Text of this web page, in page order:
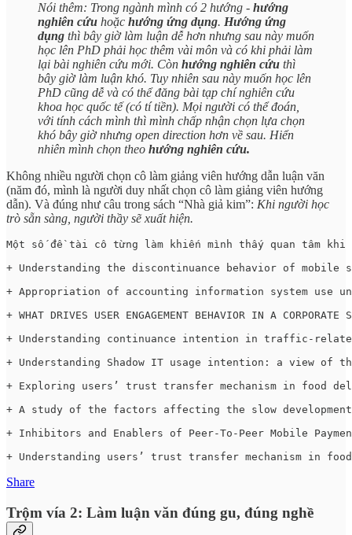
Nói thêm: Trong ngành mình có 2 hướng - hướng
nghiên cứu hoặc hướng ứng dụng. Hướng ứng
dụng thì bây giờ làm luận dễ hơn nhưng sau này muốn
học lên PhD phải học thêm vài môn và có khi phải làm
lại bài nghiên cứu mới. Còn hướng nghiên cứu thì
bây giờ làm luận khó. Tuy nhiên sau này muốn học lên
PhD cũng dễ và có thể đăng bài tạp chí nghiên cứu
khoa học quốc tế (có tí tiền). Mọi người có thể đoán,
với tính cách mình thì mình chấp nhận chọn lựa chọn
khó bây giờ nhưng open direction hơn về sau. Hiển
nhiên mình chọn theo hướng nghiên cứu.
Không nhiều người chọn cô làm giảng viên hướng dẫn luận văn
(năm đó, mình là người duy nhất chọn cô làm giảng viên hướng
dẫn). Và đúng như câu trong sách “Nhà giả kim”: Khi người học
trò sẵn sàng, người thầy sẽ xuất hiện.
Một số đề tài cô từng làm khiến mình thấy quan tâm
+ Understanding the discontinuance behavior of
+ Appropriation of accounting information system use
+ WHAT DRIVES USER ENGAGEMENT BEHAVIOR IN A CORPORATE
+ Understanding continuance intention in traffic-
+ Understanding Shadow IT usage intention: a view of
+ Exploring users’ trust transfer mechanism in food
+ A study of the factors affecting the slow
+ Inhibitors and Enablers of Peer-To-Peer Mobile
+ Understanding users’ trust transfer mechanism in
Share
Trộm vía 2: Làm luận văn đúng gu, đúng nghề